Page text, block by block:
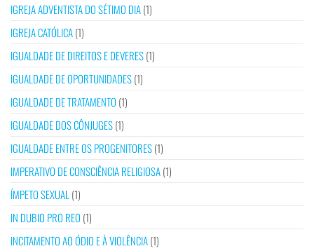
IGREJA ADVENTISTA DO SÉTIMO DIA(1)
IGREJA CATÓLICA(1)
IGUALDADE DE DIREITOS E DEVERES(1)
IGUALDADE DE OPORTUNIDADES(1)
IGUALDADE DE TRATAMENTO (1)
IGUALDADE DOS CÔNJUGES(1)
IGUALDADE ENTRE OS PROGENITORES(1)
IMPERATIVO DE CONSCIÊNCIA RELIGIOSA(1)
ÍMPETO SEXUAL (1)
IN DUBIO PRO REO (1)
INCITAMENTO AO ÓDIO E À VIOLÊNCIA(1)